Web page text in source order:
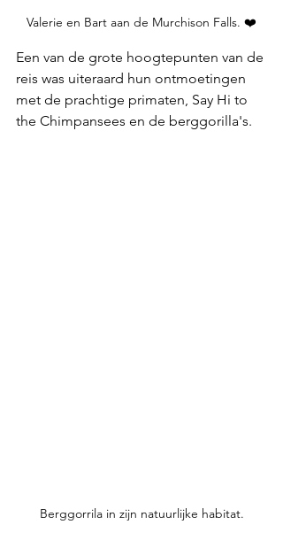
Valerie en Bart aan de Murchison Falls. ❤️
Een van de grote hoogtepunten van de
reis was uiteraard hun ontmoetingen
met de prachtige primaten, Say Hi to
the Chimpansees en de berggorilla's.
Berggorrila in zijn natuurlijke habitat.